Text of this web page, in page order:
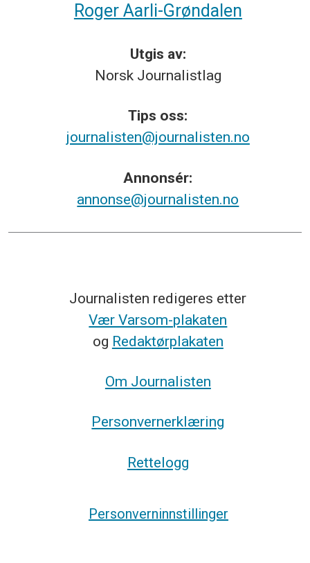
Roger Aarli-Grøndalen
Utgis av:
Norsk Journalistlag
Tips oss:
journalisten@journalisten.no
Annonsér:
annonse@journalisten.no
Journalisten redigeres etter
Vær Varsom-plakaten
og Redaktørplakaten
Om Journalisten
Personvernerklæring
Rettelogg
Personverninnstillinger